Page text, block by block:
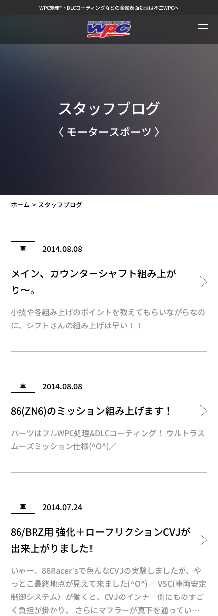
WPC処理®・DLCコーティングなどの金属表面処理は不二WPCへ
スタッフブログ
〈 モータースポーツ 〉
ホーム スタッフブログ
車 2014.08.08
メイン、カウンターシャフト組み上が
り〜。
小技や各組み上げのポイントを教えてもらいながらなの
車 2014.08.08
86(ZN6)のミッション組み上げます！
パーツはフルWPC処理&DLCコーティング！ ウルトラス
ムーズミッション仕様(^O^)／
車 2014.07.24
86/BRZ用 強化＋ローフリクションCVJが
出来上がりました‼︎
いゃー、86Racer’sで色んなCVJの実験しましたが、や
っとこ最終地点が見えて来ました(^O^)／ VSC(車両安定
制御システム）が働くと、CVJのインナー側にものすご
く負担が掛かり、 さらにマフラーが真下を通っている